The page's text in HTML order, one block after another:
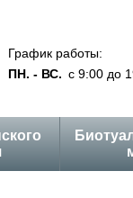
График работы:
ПН. - ВС. с 9:00 до